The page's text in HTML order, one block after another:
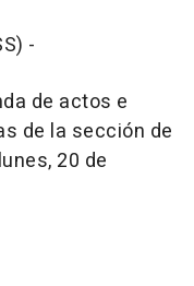
-
de actos e
de la sección de
20 de